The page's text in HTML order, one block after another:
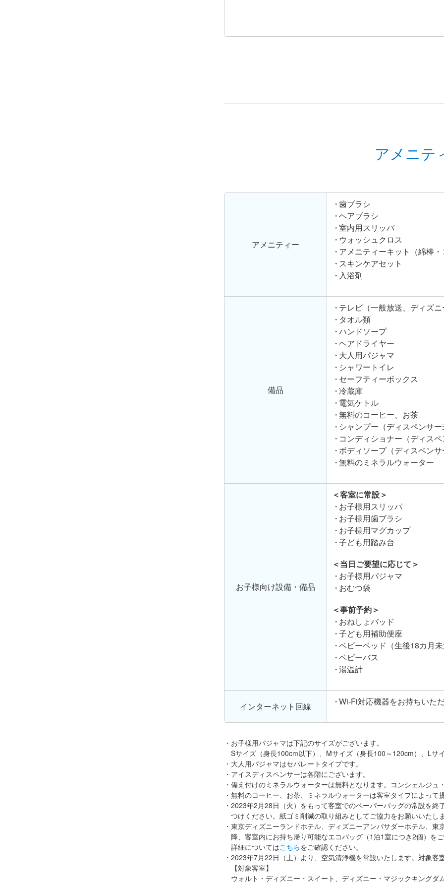
アメニテ
アメニティー
歯ブラシ
ヘアブラシ
室内用スリッパ
ウォッシュクロス
アメニティーキット（綿棒・
スキンケアセット
入浴剤
備品
テレビ（一般放送、ディズニ
タオル類
ハンドソープ
ヘアドライヤー
大人用パジャマ
シャワートイレ
セーフティーボックス
冷蔵庫
電気ケトル
無料のコーヒー、お茶
シャンプー（ディスペンサー
コンディショナー（ディスペ
ボディソープ（ディスペンサ
無料のミネラルウォーター
お子様向け設備・備品
＜客室に常設＞
お子様用スリッパ
お子様用歯ブラシ
お子様用マグカップ
子ども用踏み台
＜当日ご要望に応じて＞
お子様用パジャマ
おむつ袋
＜事前予約＞
おねしょパッド
子ども用補助便座
ベビーベッド（生後18カ月未
ベビーバス
湯温計
インターネット回線 Wi-Fi対応機器をお持ちいた
お子様用パジャマは下記のサイズがございます。
Sサイズ（身長100cm以下）、Mサイズ（身長100～120cm）、Lサ
大人用パジャマはセパレートタイプです。
アイスディスペンサーは各階にございます。
備え付けのミネラルウォーターは無料となります。コンシェルジュ
無料のコーヒー、お茶、ミネラルウォーターは客室タイプによって
2023年2月28日（火）をもって客室でのペーパーバッグの常設を
つけください。紙ゴミ削減の取り組みとしてご協力をお願いいたしま
東京ディズニーランドホテル、ディズニーアンバサダーホテル、
降、客室内にお持ち帰り可能なエコバッグ（1泊1室につき2個）をご
詳細についてはこちらをご確認ください。
2023年7月22日（土）より、空気清浄機を常設いたします。対象客
【対象客室】
ウォルト・ディズニー・スイート、ディズニー・マジックキングダ